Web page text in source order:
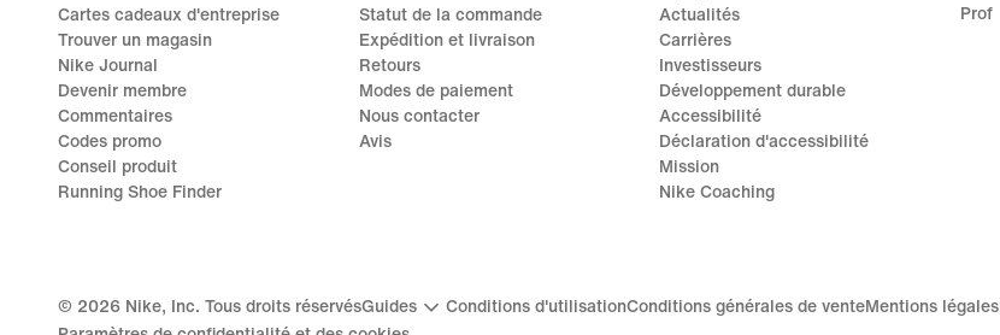
Cartes cadeaux d'entreprise
Trouver un magasin
Nike Journal
Devenir membre
Commentaires
Codes promo
Conseil produit
Running Shoe Finder
Statut de la commande
Expédition et livraison
Retours
Modes de paiement
Nous contacter
Avis
Actualités
Carrières
Investisseurs
Développement durable
Accessibilité
Déclaration d'accessibilité
Mission
Nike Coaching
Prof
© 2026 Nike, Inc. Tous droits réservésGuides Conditions d'utilisationConditions générales de venteMentions légales